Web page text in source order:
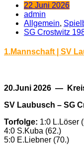
22 Juni 2026
admin
Allgemein,
SG Crostwitz
1.Mannschaft | SV
20.Juni 2026 —
SV Laubusch – SG
Torfolge: 1:0 L.Löser
4:0 S.Kuba (62.)
5:0 E.Liebner (70.)